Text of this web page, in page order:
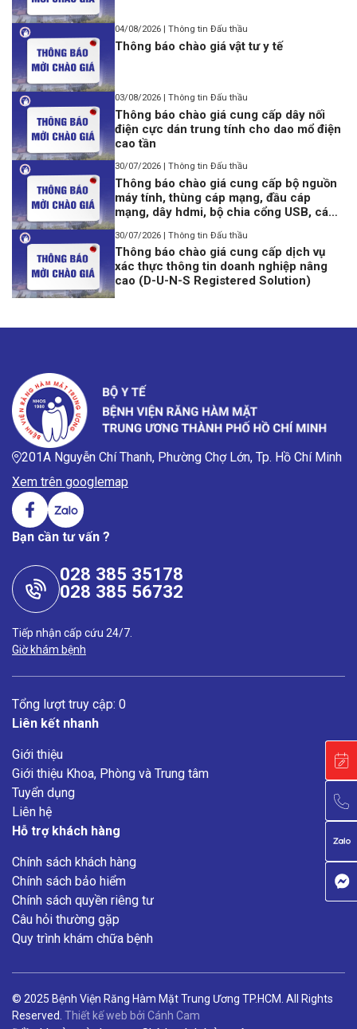
04/08/2026 | Thông tin Đấu thầu
Thông báo chào giá vật tư y tế
03/08/2026 | Thông tin Đấu thầu
Thông báo chào giá cung cấp dây nối
điện cực dán trung tính cho dao mổ điện
cao tần
30/07/2026 | Thông tin Đấu thầu
Thông báo chào giá cung cấp bộ nguồn
máy tính, thùng cáp mạng, đầu cáp
mạng, dây hdmi, bộ chia cổng USB, cáp
30/07/2026 | Thông tin Đấu thầu
Thông báo chào giá cung cấp dịch vụ
xác thực thông tin doanh nghiệp nâng
cao (D-U-N-S Registered Solution)
201A Nguyễn Chí Thanh, Phường Chợ Lớn, Tp. Hồ Chí Minh
Xem trên googlemap
Bạn cần tư vấn ?
028 385 35178
028 385 56732
Tiếp nhận cấp cứu 24/7.
Giờ khám bệnh
Tổng lượt truy cập: 0
Liên kết nhanh
Giới thiệu
Giới thiệu Khoa, Phòng và Trung tâm
Tuyển dụng
Liên hệ
Hỗ trợ khách hàng
Chính sách khách hàng
Chính sách bảo hiểm
Chính sách quyền riêng tư
Câu hỏi thường gặp
Quy trình khám chữa bệnh
© 2025 Bệnh Viện Răng Hàm Mặt Trung Ương TP.HCM. All Rights
Reserved. Thiết kế web bởi Cánh Cam